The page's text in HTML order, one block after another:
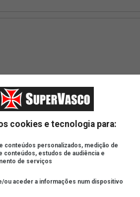
cookies e tecnologia para:
conteúdos personalizados, medição de
conteúdos, estudos de audiência e
de serviços
ou aceder a informações num dispositivo